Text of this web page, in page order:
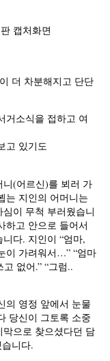
캡처화면
더 차분해지고 단단
거소식을 접하고 여
고 있기도
(어르신)를 뵈러 가
는 지인의 어머니는
이 무척 부러웠습니
하고 안으로 들어서
다. 지인이 “엄마,
이 가려워서…” “엄마
없어.” “그럼..
의 영정 앞에서 눈물
당신이 그토록 소중
으로 찾으셨다던 담
니다.